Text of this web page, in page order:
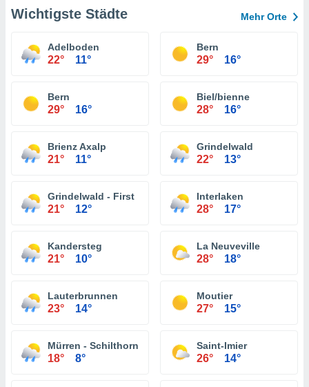
Wichtigste Städte Mehr Orte
Adelboden
22° 11°
Bern
29° 16°
Bern
29° 16°
Biel/bienne
28° 16°
Brienz Axalp
21° 11°
Grindelwald
22° 13°
Grindelwald - First
21° 12°
Interlaken
28° 17°
Kandersteg
21° 10°
La Neuveville
28° 18°
Lauterbrunnen
23° 14°
Moutier
27° 15°
Mürren - Schilthorn
18° 8°
Saint-Imier
26° 14°